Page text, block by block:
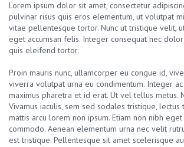
Lorem ipsum dolor sit amet, consectetur
pulvinar risus quis eros elementum, ut volutpat
vitae pellentesque tortor. Nunc ut tristique velit,
eget accumsan felis. Integer consequat nec
quis eleifend tortor.
Proin mauris nunc, ullamcorper eu congue id,
viverra volutpat urna eu condimentum. Integer
maximus pharetra et id erat. Ut vel tellus metus.
Vivamus iaculis, sem sed sodales tristique, lectus
mattis arcu lorem non ipsum. Etiam non nibh
commodo. Aenean elementum urna nec velit
est tristique. Pellentesque sit amet scelerisque